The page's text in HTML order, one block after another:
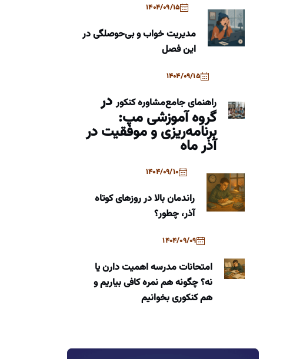
1404/09/15
مدیریت خواب و بی‌حوصلگی در
این فصل
1404/09/15
راهنمای جامعمشاوره کنکوردر
گروه آموزشی مپ:
برنامه‌ریزی و موفقیت در
آذر ماه
1404/09/10
راندمان بالا در روزهای کوتاه
آذر، چطور؟
1404/09/09
امتحانات مدرسه اهمیت دارن یا
نه؟ چگونه هم نمره کافی بیاریم و
هم کنکوری بخوانیم